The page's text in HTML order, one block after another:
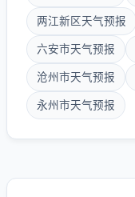
两江新区天气预报
六安市天气预报
沧州市天气预报
永州市天气预报